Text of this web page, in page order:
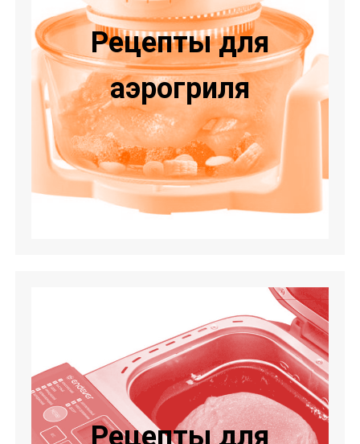
Рецепты для
аэрогриля
Рецепты для